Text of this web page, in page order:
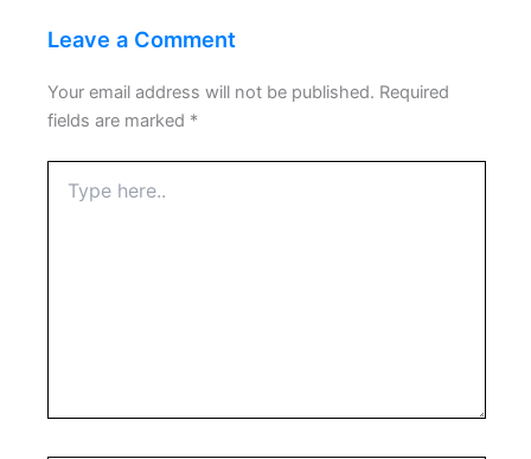
Leave a Comment
Your email address will not be published. Required
fields are marked *
here..